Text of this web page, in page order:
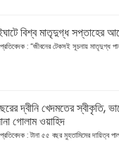
বিশ্ব মাতৃদুগ্ধ সপ্তাহের
: “জীবনের টেকসই সূচনায় মাতৃদুগ্ধ
দ্বীনি খেদমতের স্বীকৃতি,
গোলাম ওয়াহিদ
: টানা ৫৫ বছর মুহতামিমের দায়িত্ব